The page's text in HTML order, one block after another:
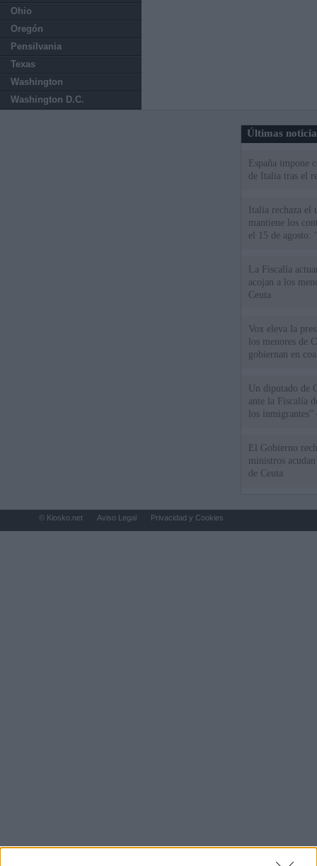
Ohio
Oregón
Pensilvania
Texas
Washington
Washington D.C.
Últimas
España impone
de Italia tras el
Italia rechaza
mantiene los
el 15 de agosto:
La Fiscalía
acojan a los
Ceuta
Vox eleva la
los menores de
gobiernan en
Un diputado de
ante la Fiscalía
los inmigrantes”
El Gobierno
ministros
de Ceuta
© Kiosko.net Aviso Legal Privacidad y Cookies